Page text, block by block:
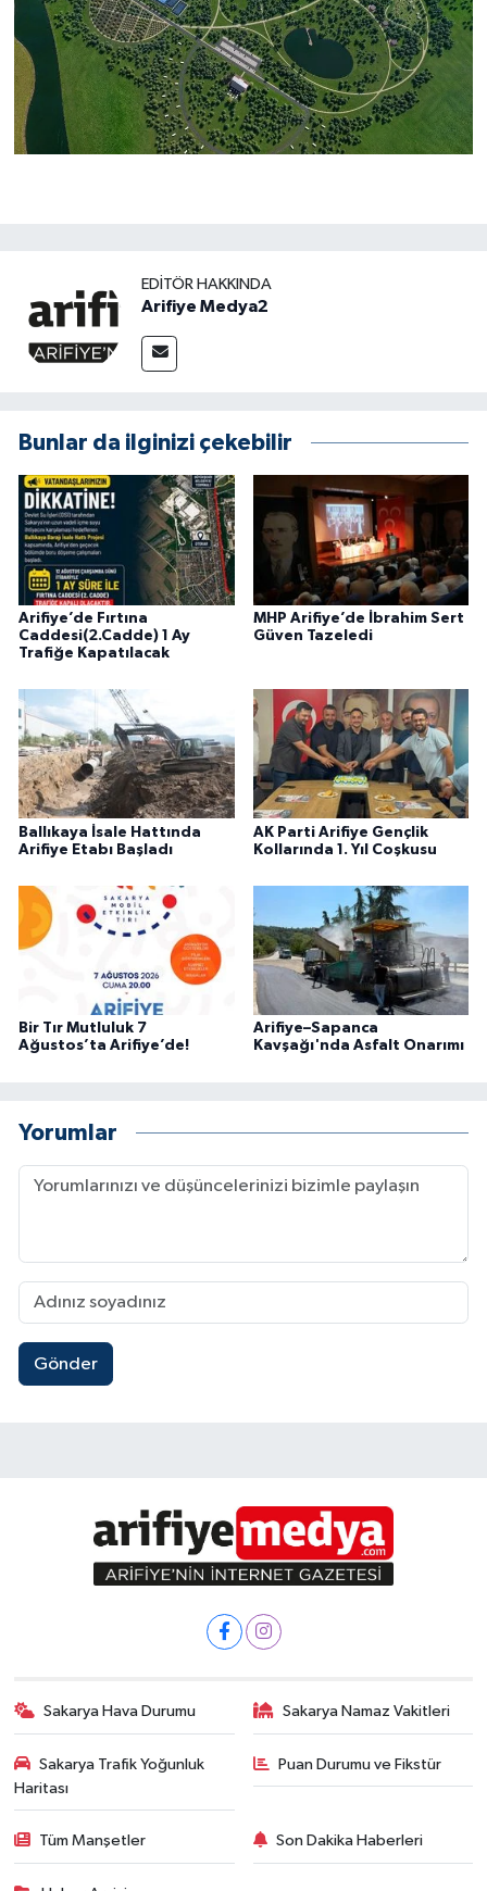
EDITÖR HAKKINDA
Arifiye Medya2
Bunlar da ilginizi çekebilir
Arifiye’de Fırtına
Caddesi(2.Cadde) 1 Ay
Trafiğe Kapatılacak
MHP Arifiye’de İbrahim Sert
Güven Tazeledi
Ballıkaya İsale Hattında
Arifiye Etabı Başladı
AK Parti Arifiye Gençlik
Kollarında 1. Yıl Coşkusu
Bir Tır Mutluluk 7
Ağustos’ta Arifiye’de!
Arifiye–Sapanca
Kavşağı'nda Asfalt Onarımı
Yorumlar
Gönder
Sakarya Hava Durumu Sakarya Namaz Vakitleri
Sakarya Trafik Yoğunluk
Haritası
Puan Durumu ve Fikstür
Tüm Manşetler Son Dakika Haberleri